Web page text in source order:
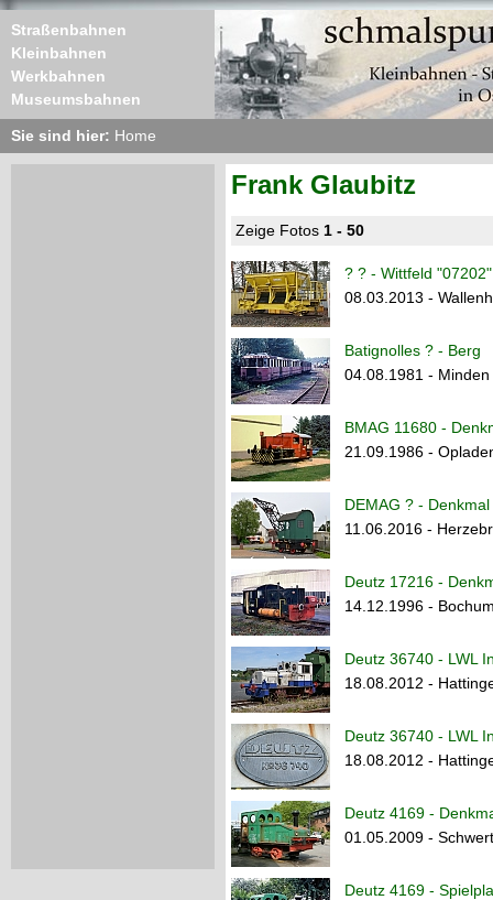
Straßenbahnen
Kleinbahnen
Werkbahnen
Museumsbahnen
Sie sind hier: Home
Frank Glaubitz
Zeige Fotos 1 - 50
? ? - Wittfeld "07202"
08.03.2013 -
Batignolles ? - Berg
04.08.1981 -
BMAG 11680 -
21.09.1986 -
DEMAG ? - Denkmal
11.06.2016 -
Deutz 17216 -
14.12.1996 -
Deutz 36740 - LWL
18.08.2012 -
Deutz 36740 - LWL
18.08.2012 -
Deutz 4169 -
01.05.2009 -
Deutz 4169 -